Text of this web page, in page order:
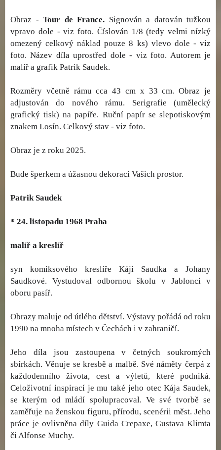
Obraz - Tour de France. Signován a datován tužkou
vpravo dole - viz foto. Číslován 1/8 (tedy velmi nízký
omezený celkový náklad pouze 8 ks) vlevo dole - viz
foto. Název díla uprostřed dole - viz foto. Autorem je
malíř a grafik Patrik Saudek.
Rozměry včetně rámu cca 43 cm x 33 cm. Obraz je
adjustován do nového rámu. Serigrafie (umělecký
grafický tisk) na papíře. Ruční papír se slepotiskovým
znakem Losín. Celkový stav - viz foto.
Obraz je z roku 2025.
Bude šperkem a úžasnou dekorací Vašich prostor.
Patrik Saudek
* 24. listopadu 1968 Praha
malíř a kreslíř
syn komiksového kreslíře Káji Saudka a Johany
Saudkové. Vystudoval odbornou školu v Jablonci v
oboru pasíř.
Obrazy maluje od útlého dětství. Výstavy pořádá od roku
1990 na mnoha místech v Čechách i v zahraničí.
Jeho díla jsou zastoupena v četných soukromých
sbírkách. Věnuje se kresbě a malbě. Své náměty čerpá z
každodenního života, cest a výletů, které podniká.
Celoživotní inspirací je mu také jeho otec Kája Saudek,
se kterým od mládí spolupracoval. Ve své tvorbě se
zaměřuje na ženskou figuru, přírodu, scenérii měst. Jeho
práce je ovlivněna díly Guida Crepaxe, Gustava Klimta
či Alfonse Muchy.